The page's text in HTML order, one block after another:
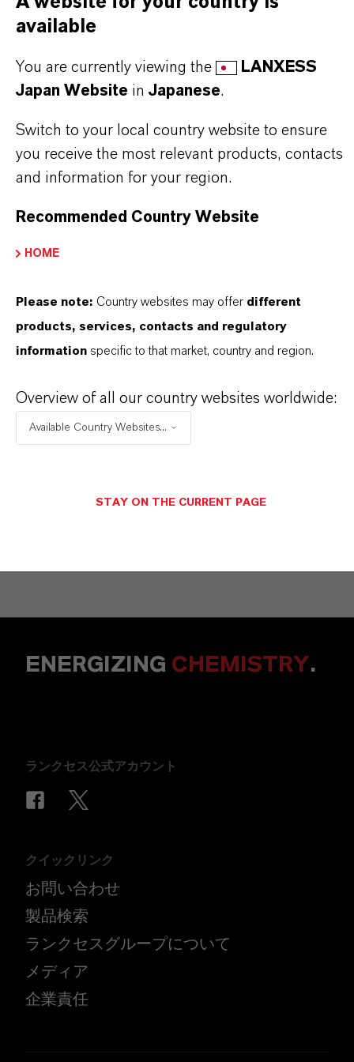
こちらから製品のデータシートをダウンロード
できます。ドロップダウンメニューから項目を
選択すると、ダウンロードリンクが表示されま
す。
TDS Empty
Vehbi Emre Ekici
+49 6218907254
ENERGIZING CHEMISTRY.
ランクセス公式アカウント
クイックリンク
お問い合わせ
製品検索
ランクセスグループについて
メディア
企業責任
available
You are currently viewing the
LANXESS
Japan Website inJapanese.
Switch to your local country website to ensure
you receive the most relevant products, contacts
and information for your region.
Recommended Country Website
HOME
Please note: Country websites may offer different
products, services, contacts and regulatory
information specific to that market, country and region.
Overview of all our country websites worldwide:
Available Country Websites...
STAY ON THE CURRENT PAGE